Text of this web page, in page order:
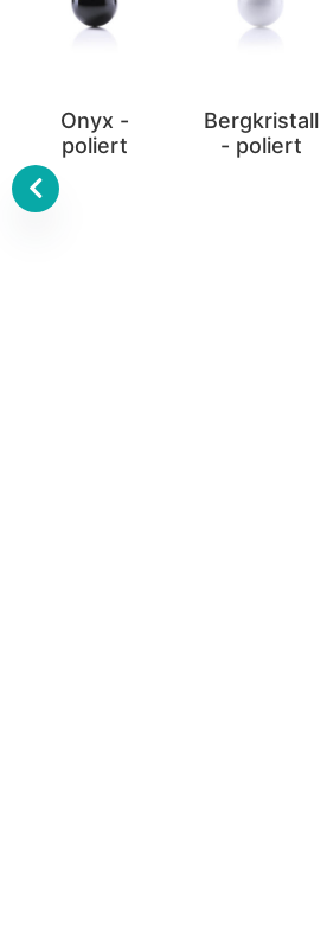
Onyx -
poliert
Bergkristall
- poliert